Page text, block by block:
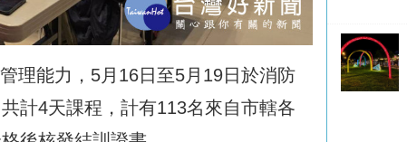
理能力 ，5月16日至5月19日於消防
計4天課程，計有113名來自市轄各